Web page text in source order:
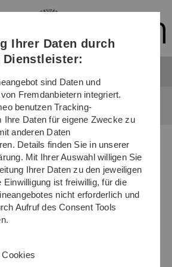
Direkt
Direkt
Direkt
(Sprache,
Drucken,
Media)
Direkt
Direkt
der
fördern begabte und
Ihrer Daten durch
Dienstleister:
sind Daten und
Fremdanbietern integriert.
benutzen Tracking-
Ihre Daten für eigene Zwecke zu
anderen Daten
Details finden Sie in unserer
Mit Ihrer Auswahl willigen Sie
Ihrer Daten zu den jeweiligen
Einwilligung ist freiwillig, für die
nicht erforderlich und
Aufruf des Consent Tools
Cookies